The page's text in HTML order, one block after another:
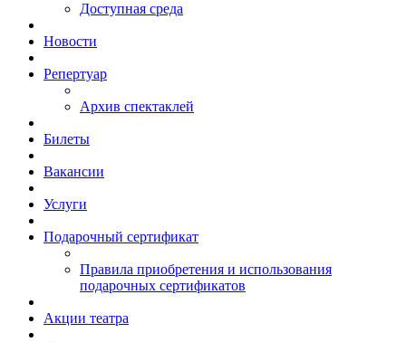
Доступная среда
Новости
Репертуар
Архив спектаклей
Билеты
Вакансии
Услуги
Подарочный сертификат
Правила приобретения и использования
подарочных сертификатов
Акции театра